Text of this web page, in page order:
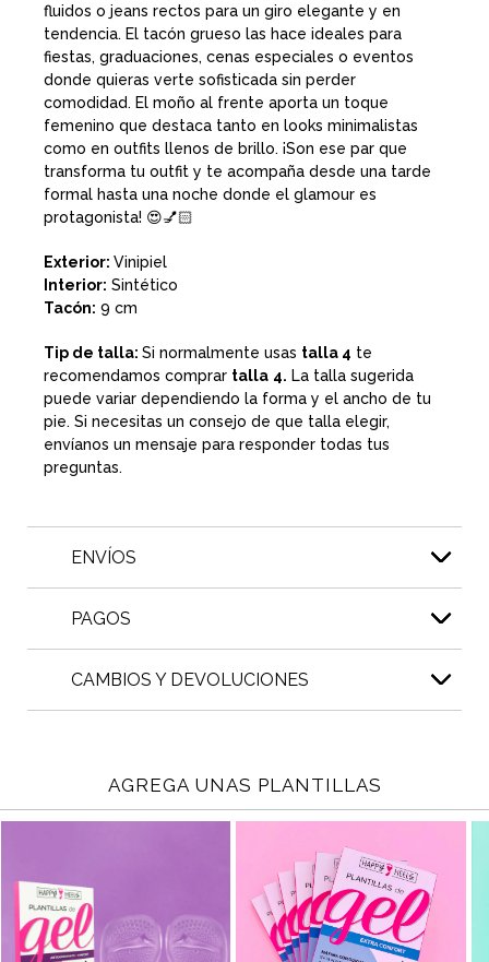
fluidos o jeans rectos para un giro elegante y en
tendencia. El tacón grueso las hace ideales para
fiestas, graduaciones, cenas especiales o eventos
donde quieras verte sofisticada sin perder
comodidad. El moño al frente aporta un toque
femenino que destaca tanto en looks minimalistas
como en outfits llenos de brillo. ¡Son ese par que
transforma tu outfit y te acompaña desde una tarde
formal hasta una noche donde el glamour es
protagonista! 😍💅🏻
Exterior: Vinipiel
Interior: Sintético
Tacón: 9 cm
Tip de talla: Si normalmente usas talla 4 te
recomendamos comprar talla 4. La talla sugerida
puede variar dependiendo la forma y el ancho de tu
pie. Si necesitas un consejo de que talla elegir,
envíanos un mensaje para responder todas tus
preguntas.
ENVÍOS
PAGOS
CAMBIOS Y DEVOLUCIONES
AGREGA UNAS PLANTILLAS